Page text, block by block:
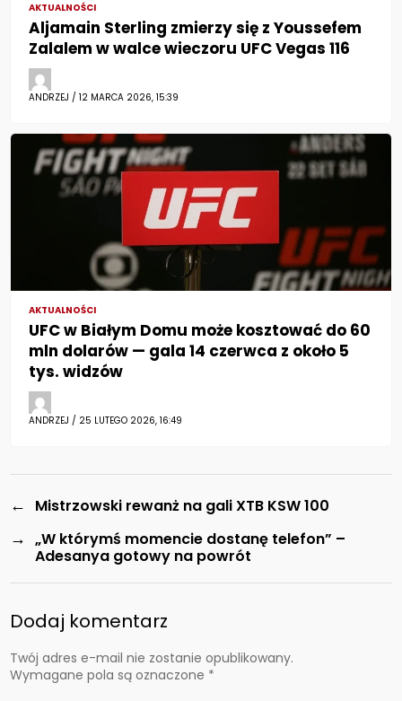
AKTUALNOŚCI
Aljamain Sterling zmierzy się z Youssefem
Zalalem w walce wieczoru UFC Vegas 116
ANDRZEJ / 12 MARCA 2026, 15:39
AKTUALNOŚCI
UFC w Białym Domu może kosztować do 60
mln dolarów — gala 14 czerwca z około 5
tys. widzów
ANDRZEJ / 25 LUTEGO 2026, 16:49
← Mistrzowski rewanż na gali XTB KSW 100
→ „W którymś momencie dostanę telefon” –
Adesanya gotowy na powrót
Dodaj komentarz
Twój adres e-mail nie zostanie opublikowany.
Wymagane pola są oznaczone *